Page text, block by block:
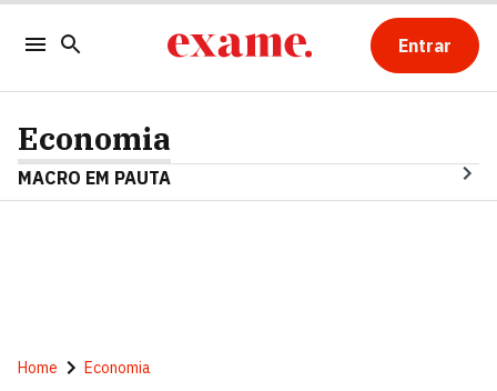
Entrar
Economia
MACRO EM PAUTA
Home Economia